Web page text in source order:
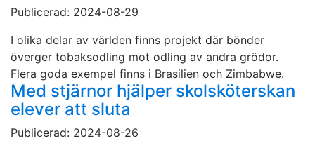
Publicerad: 2024-08-29
I olika delar av världen finns projekt där bönder
överger tobaksodling mot odling av andra grödor.
Flera goda exempel finns i Brasilien och Zimbabwe.
Med stjärnor hjälper skolsköterskan
elever att sluta
Publicerad: 2024-08-26